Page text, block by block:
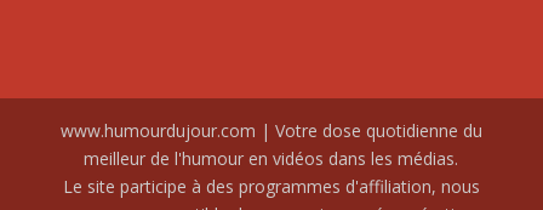
www.humourdujour.com | Votre dose quotidienne du
meilleur de l'humour en vidéos dans les médias.
Le site participe à des programmes d'affiliation, nous